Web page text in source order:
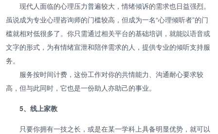
现代人面临的心理压力普遍较大，情绪倾诉的需求也日益强烈。
虽说成为专业心理咨询师的门槛较高，但成为一名“心理倾听者”的门
槛就相对低很多了。你只需通过相关平台的基础培训，就能以语音或
文字的形式，为有情绪宣泄和陪伴需求的人，提供专业的倾听支持服
务。
服务按时间计费，这份工作对你的共情能力、沟通耐心要求较
高，但与此同时，它也是一份助人亦助己的事业。
5、线上家教
只要你拥有一技之长，或是在某一学科上具备明显优势，就可以